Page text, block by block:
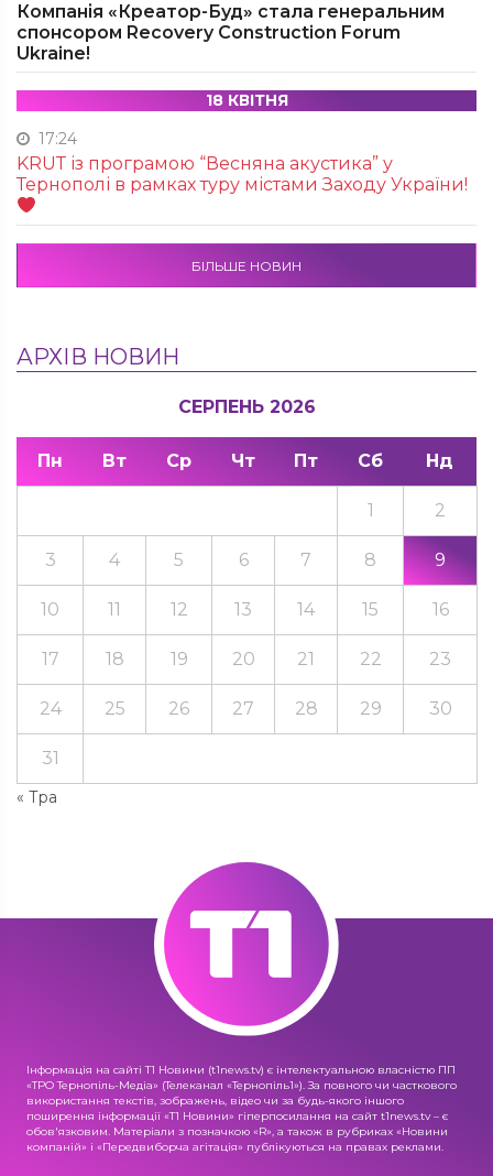
Компанія «Креатор-Буд» стала генеральним
спонсором Recovery Construction Forum
Ukraine!
18 КВІТНЯ
17:24
KRUТ із програмою “Весняна акустика” у
Тернополі в рамках туру містами Заходу України!
БІЛЬШЕ НОВИН
АРХІВ НОВИН
СЕРПЕНЬ 2026
Пн Вт Ср Чт Пт Сб Нд
« Тра
1 2
3 4 5 6 7 8 9
10 11 12 13 14 15 16
17 18 19 20 21 22 23
24 25 26 27 28 29 30
31
Інформація на сайті Т1 Новини (t1news.tv) є інтелектуальною власністю ПП
«ТРО Тернопіль-Медіа» (Телеканал «Тернопіль1»). За повного чи часткового
використання текстів, зображень, відео чи за будь-якого іншого
поширення інформації «Т1 Новини» гіперпосилання на сайт t1news.tv – є
обов'язковим. Матеріали з позначкою «R», а також в рубриках «Новини
компаній» і «Передвиборча агітація» публікуються на правах реклами.